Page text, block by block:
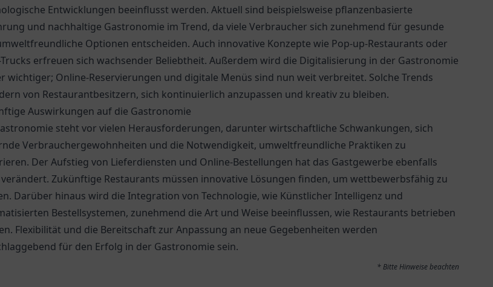
Entwicklungen beeinflusst werden. Aktuell sind beispielsweise pflanzenbasierte
und nachhaltige Gastronomie im Trend, da viele Verbraucher sich zunehmend für gesunde
Optionen entscheiden. Auch innovative Konzepte wie Pop-up-Restaurants oder
Trucks erfreuen sich wachsender Beliebtheit. Außerdem wird die Digitalisierung in der Gastronomie
wichtiger; Online-Reservierungen und digitale Menüs sind nun weit verbreitet. Solche Trends
von Restaurantbesitzern, sich kontinuierlich anzupassen und kreativ zu bleiben.
Auswirkungen auf die Gastronomie
steht vor vielen Herausforderungen, darunter wirtschaftliche Schwankungen, sich
Verbrauchergewohnheiten und die Notwendigkeit, umweltfreundliche Praktiken zu
Der Aufstieg von Lieferdiensten und Online-Bestellungen hat das Gastgewerbe ebenfalls
Zukünftige Restaurants müssen innovative Lösungen finden, um wettbewerbsfähig zu
Darüber hinaus wird die Integration von Technologie, wie Künstlicher Intelligenz und
Bestellsystemen, zunehmend die Art und Weise beeinflussen, wie Restaurants betrieben
Flexibilität und die Bereitschaft zur Anpassung an neue Gegebenheiten werden
für den Erfolg in der Gastronomie sein.
* Bitte Hinweise beachten